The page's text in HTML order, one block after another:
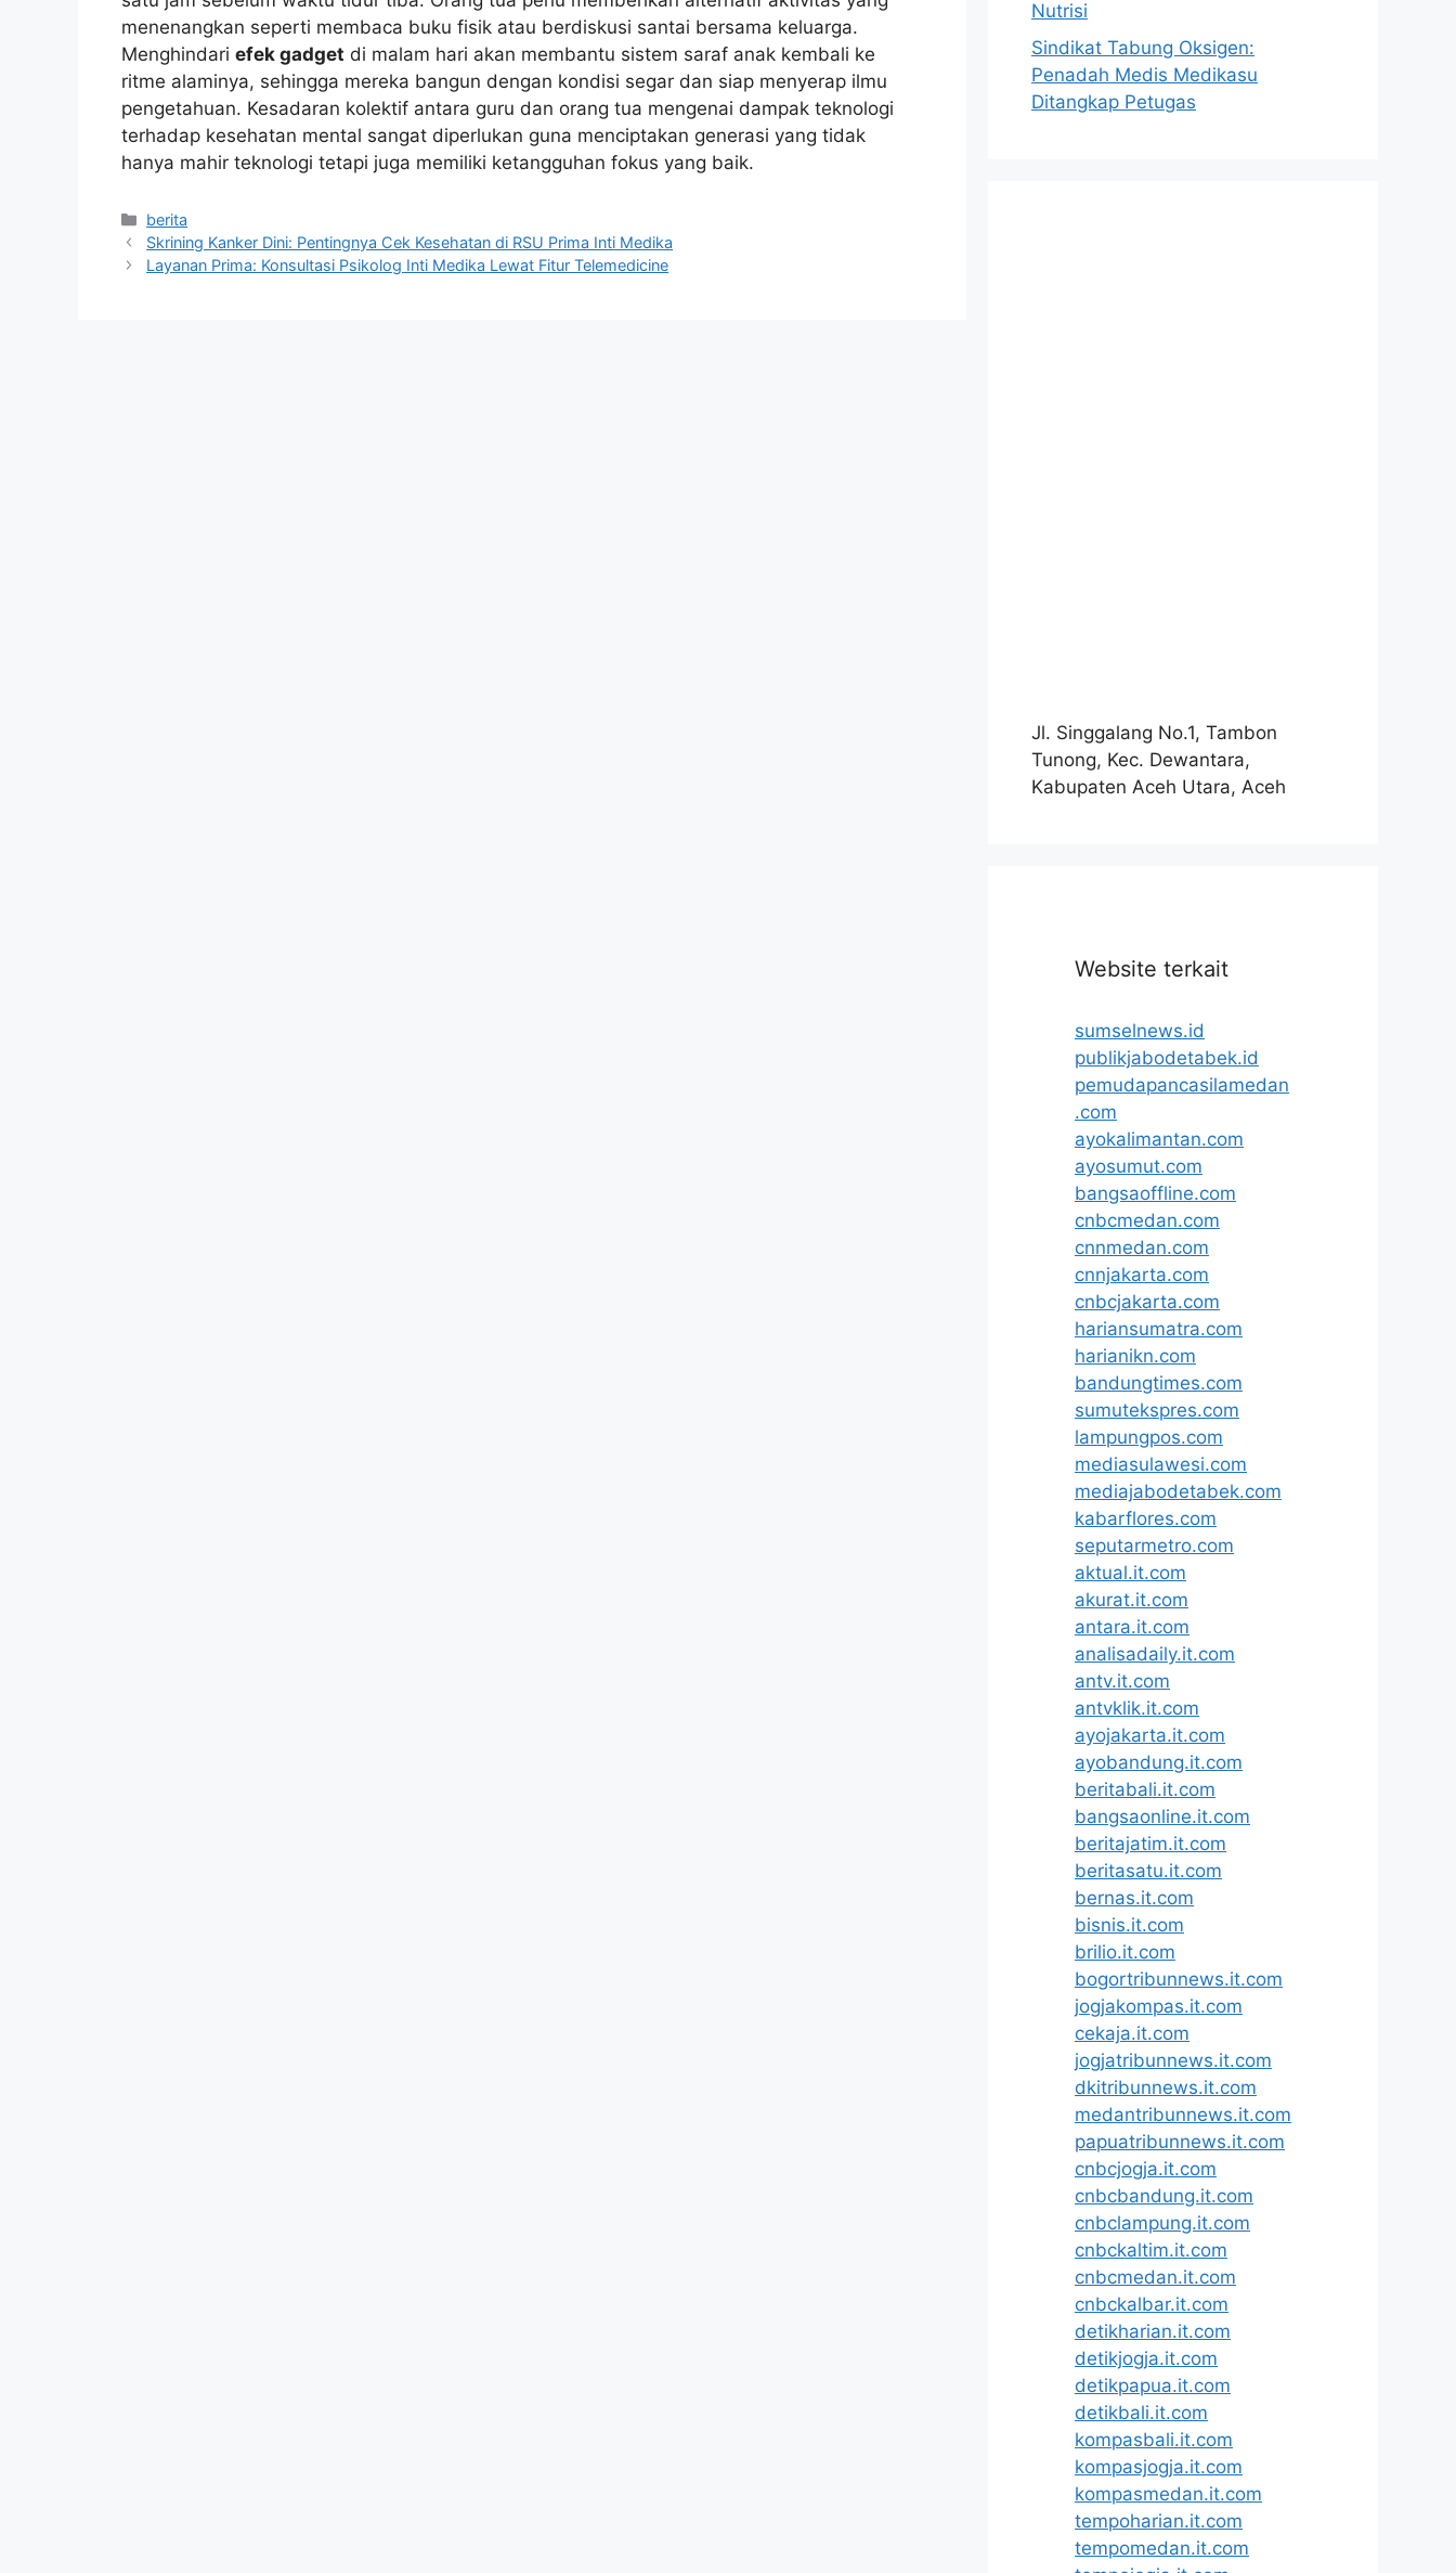
menenangkan seperti membaca buku fisik atau berdiskusi santai bersama keluarga.
Menghindari efek gadget di malam hari akan membantu sistem saraf anak kembali ke
ritme alaminya, sehingga mereka bangun dengan kondisi segar dan siap menyerap ilmu
pengetahuan. Kesadaran kolektif antara guru dan orang tua mengenai dampak teknologi
terhadap kesehatan mental sangat diperlukan guna menciptakan generasi yang tidak
hanya mahir teknologi tetapi juga memiliki ketangguhan fokus yang baik.
Kategori
berita
Skrining Kanker Dini: Pentingnya Cek Kesehatan di RSU Prima Inti Medika
Layanan Prima: Konsultasi Psikolog Inti Medika Lewat Fitur Telemedicine
Nutrisi
Sindikat Tabung Oksigen:
Penadah Medis Medikasu
Ditangkap Petugas
Jl. Singgalang No.1, Tambon
Tunong, Kec. Dewantara,
Kabupaten Aceh Utara, Aceh
Website terkait
sumselnews.id
publikjabodetabek.id
pemudapancasilamedan
.com
ayokalimantan.com
ayosumut.com
bangsaoffline.com
cnbcmedan.com
cnnmedan.com
cnnjakarta.com
cnbcjakarta.com
hariansumatra.com
harianikn.com
bandungtimes.com
sumutekspres.com
lampungpos.com
mediasulawesi.com
mediajabodetabek.com
kabarflores.com
seputarmetro.com
aktual.it.com
akurat.it.com
antara.it.com
analisadaily.it.com
antv.it.com
antvklik.it.com
ayojakarta.it.com
ayobandung.it.com
beritabali.it.com
bangsaonline.it.com
beritajatim.it.com
beritasatu.it.com
bernas.it.com
bisnis.it.com
brilio.it.com
bogortribunnews.it.com
jogjakompas.it.com
cekaja.it.com
jogjatribunnews.it.com
dkitribunnews.it.com
medantribunnews.it.com
papuatribunnews.it.com
cnbcjogja.it.com
cnbcbandung.it.com
cnbclampung.it.com
cnbckaltim.it.com
cnbcmedan.it.com
cnbckalbar.it.com
detikharian.it.com
detikjogja.it.com
detikpapua.it.com
detikbali.it.com
kompasbali.it.com
kompasjogja.it.com
kompasmedan.it.com
tempoharian.it.com
tempomedan.it.com